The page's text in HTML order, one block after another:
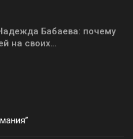
Бабаева: почему
на своих…